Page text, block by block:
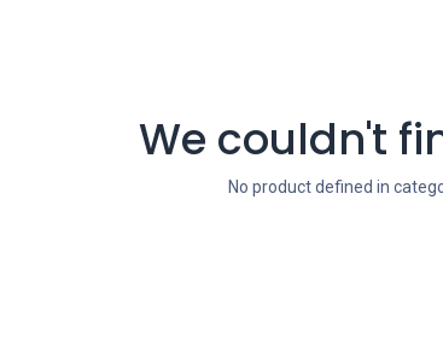
We couldn't
No product defined in